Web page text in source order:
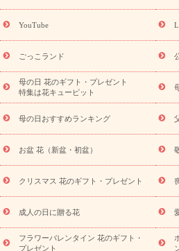
(トルコキキョウ)
9月の誕生花(リン
ら探す
お祝いの花特集 当日配
念日
結婚祝い 出産祝い 退院祝
寿祝い
プチギフト ペットのお祝
供え・お悔やみ商品一覧
お供え・
お供え プリザーブドフラワー
ペッ
盆・初盆）
その他 お祝い返し
ビジネス用
ご自宅用 観葉植物
ドフラワー
スタイルから探す
ンド花
お祝い お供え・お悔やみ
ディ胡蝶蘭・お祝い
ミディ胡蝶蘭・
観葉植物
観葉植物 産直多肉植
YouTube
ごっこランド
母の日 花のギフト・プレゼント
特集は花キューピット
母の日おすすめランキング
お盆 花（新盆・初盆）
クリスマス 花のギフト・プレゼント
成人の日に贈る花
フラワーバレンタイン 花のギフト・
プレゼント